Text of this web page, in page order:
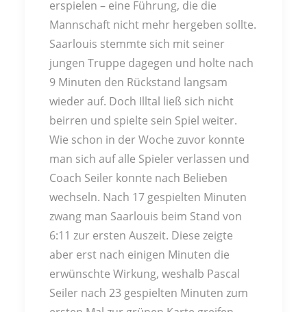
erspielen – eine Führung, die die
Mannschaft nicht mehr hergeben sollte.
Saarlouis stemmte sich mit seiner
jungen Truppe dagegen und holte nach
9 Minuten den Rückstand langsam
wieder auf. Doch Illtal ließ sich nicht
beirren und spielte sein Spiel weiter.
Wie schon in der Woche zuvor konnte
man sich auf alle Spieler verlassen und
Coach Seiler konnte nach Belieben
wechseln. Nach 17 gespielten Minuten
zwang man Saarlouis beim Stand von
6:11 zur ersten Auszeit. Diese zeigte
aber erst nach einigen Minuten die
erwünschte Wirkung, weshalb Pascal
Seiler nach 23 gespielten Minuten zum